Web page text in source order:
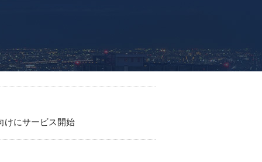
にサービス開始